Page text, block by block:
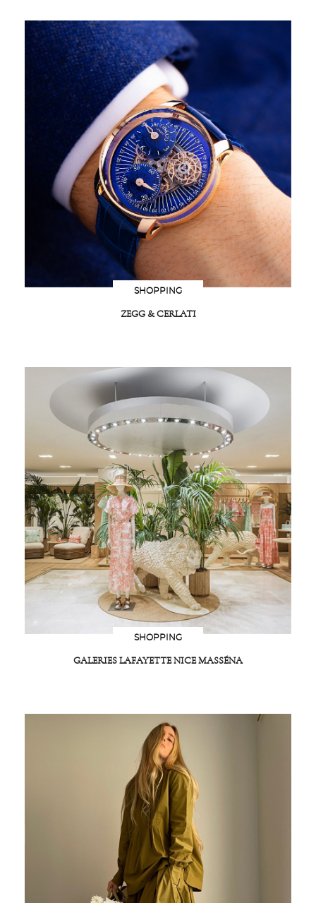
SHOPPING
ZEGG & CERLATI
SHOPPING
GALERIES LAFAYETTE NICE MASSÉNA